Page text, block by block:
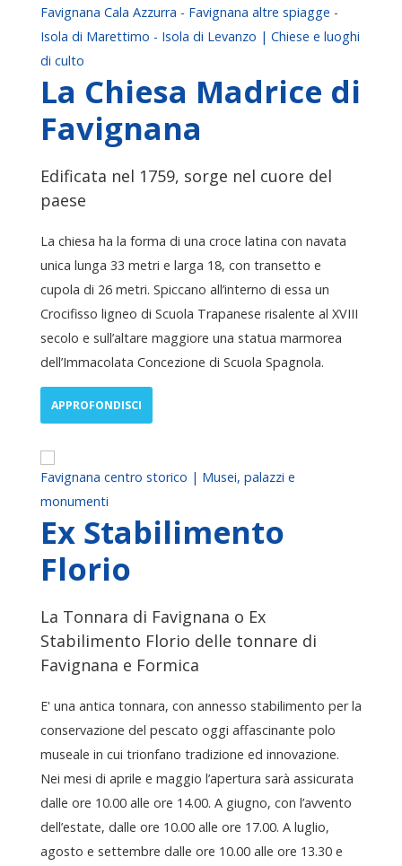
Favignana Cala Azzurra - Favignana altre spiagge -
Isola di Marettimo - Isola di Levanzo | Chiese e luoghi
di culto
La Chiesa Madrice di
Favignana
Edificata nel 1759, sorge nel cuore del
paese
La chiesa ha la forma di una croce latina con navata
unica lunga 33 metri e larga 18, con transetto e
cupola di 26 metri. Spiccano all’interno di essa un
Crocifisso ligneo di Scuola Trapanese risalente al XVIII
secolo e sull’altare maggiore una statua marmorea
dell’Immacolata Concezione di Scuola Spagnola.
APPROFONDISCI
Favignana centro storico | Musei, palazzi e
monumenti
Ex Stabilimento
Florio
La Tonnara di Favignana o Ex
Stabilimento Florio delle tonnare di
Favignana e Formica
E' una antica tonnara, con annesso stabilimento per la
conservazione del pescato oggi affascinante polo
museale in cui trionfano tradizione ed innovazione.
Nei mesi di aprile e maggio l’apertura sarà assicurata
dalle ore 10.00 alle ore 14.00. A giugno, con l’avvento
dell’estate, dalle ore 10.00 alle ore 17.00. A luglio,
agosto e settembre dalle ore 10.00 alle ore 13.30 e